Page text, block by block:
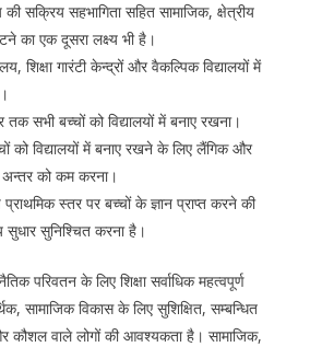
सक्रिय सहभागिता सहित सामाजिक, क्षेत्रीय
का एक दूसरा लक्ष्य भी है।
शिक्षा गारंटी केन्द्रों और वैकल्पिक विद्यालयों में
सभी बच्चों को विद्यालयों में बनाए रखना।
को विद्यालयों में बनाए रखने के लिए लैंगिक और
को कम करना।
स्तर पर बच्चों के ज्ञान प्राप्त करने की
सुधार सुनिश्चित करना है।
परिवतन के लिए शिक्षा सर्वाधिक महत्वपूर्ण
सामाजिक विकास के लिए सुशिक्षित, सम्बन्धित
कौशल वाले लोगों की आवश्यकता है। सामाजिक,